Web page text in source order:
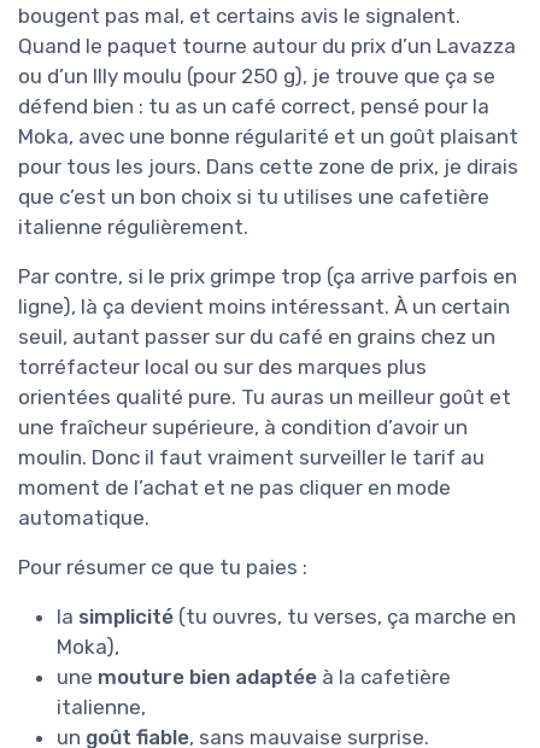
bougent pas mal, et certains avis le signalent.
Quand le paquet tourne autour du prix d’un Lavazza
ou d’un Illy moulu (pour 250 g), je trouve que ça se
défend bien : tu as un café correct, pensé pour la
Moka, avec une bonne régularité et un goût plaisant
pour tous les jours. Dans cette zone de prix, je dirais
que c’est un bon choix si tu utilises une cafetière
italienne régulièrement.
Par contre, si le prix grimpe trop (ça arrive parfois en
ligne), là ça devient moins intéressant. À un certain
seuil, autant passer sur du café en grains chez un
torréfacteur local ou sur des marques plus
orientées qualité pure. Tu auras un meilleur goût et
une fraîcheur supérieure, à condition d’avoir un
moulin. Donc il faut vraiment surveiller le tarif au
moment de l’achat et ne pas cliquer en mode
automatique.
Pour résumer ce que tu paies :
la simplicité (tu ouvres, tu verses, ça marche en
Moka),
une mouture bien adaptée à la cafetière
italienne,
un goût fiable, sans mauvaise surprise.